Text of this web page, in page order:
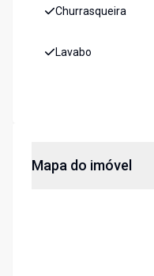
Churrasqueira
Lavabo
Mapa do imóvel